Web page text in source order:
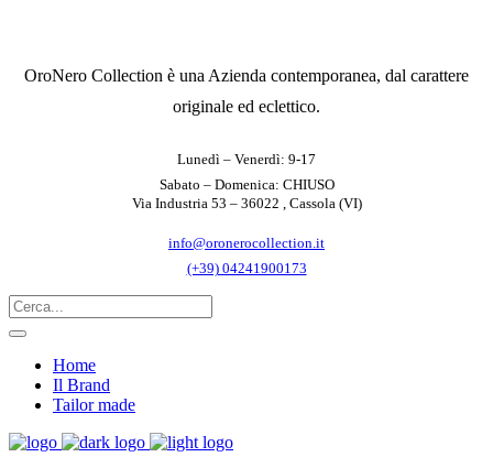
OroNero Collection è una Azienda contemporanea, dal carattere
originale ed eclettico.
Lunedì – Venerdì: 9-17
Sabato – Domenica: CHIUSO
Via Industria 53 – 36022 , Cassola (VI)
info@oronerocollection.it
(+39) 04241900173
Home
Il Brand
Tailor made